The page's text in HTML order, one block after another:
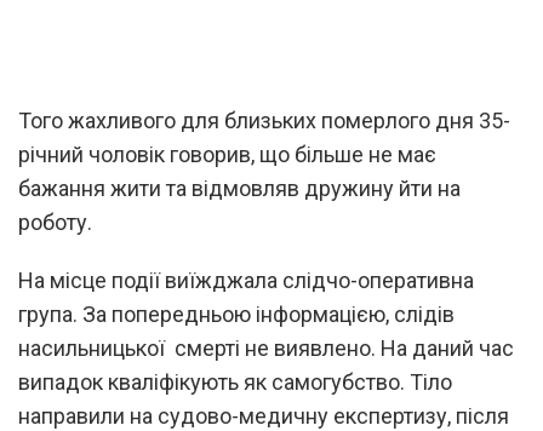
Того жахливого для близьких померлого дня 35-
річний чоловік говорив, що більше не має
бажання жити та відмовляв дружину йти на
роботу.
На місце події виїжджала слідчо-оперативна
група. За попередньою інформацією, слідів
насильницької смерті не виявлено. На даний час
випадок кваліфікують як самогубство. Тіло
направили на судово-медичну експертизу, після